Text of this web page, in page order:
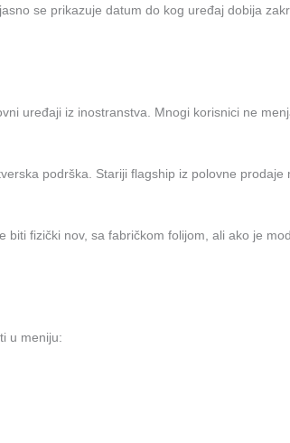
se prikazuje datum do kog uređaj dobija
uređaji iz inostranstva. Mnogi korisnici ne
podrška. Stariji flagship iz polovne
fizički nov, sa fabričkom folijom, ali ako je
u meniju: